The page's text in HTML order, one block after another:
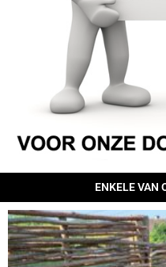
ENKELE VAN